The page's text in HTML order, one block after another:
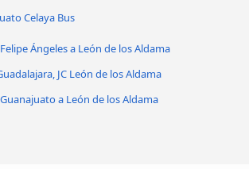
Celaya Bus
Ángeles a León de los Aldama
JC León de los Aldama
a León de los Aldama